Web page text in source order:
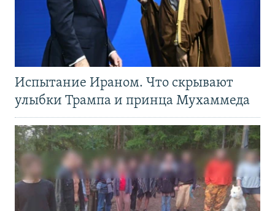
Испытание Ираном. Что скрывают
улыбки Трампа и принца Мухаммеда